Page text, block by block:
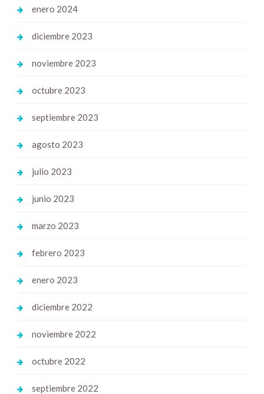
enero 2024
diciembre 2023
noviembre 2023
octubre 2023
septiembre 2023
agosto 2023
julio 2023
junio 2023
marzo 2023
febrero 2023
enero 2023
diciembre 2022
noviembre 2022
octubre 2022
septiembre 2022